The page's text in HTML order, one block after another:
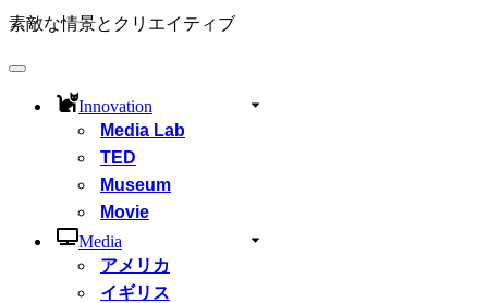
ニ
ュ
素敵な情景とクリエイティブ
ナ
Innovation
Media Lab
TED
Museum
Movie
Media
アメリカ
イギリス